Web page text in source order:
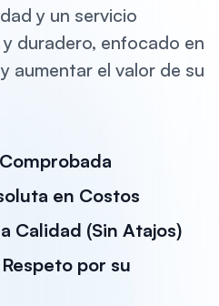
y un servicio
duradero, enfocado en
aumentar el valor de su
en Costos
Calidad (Sin Atajos)
por su